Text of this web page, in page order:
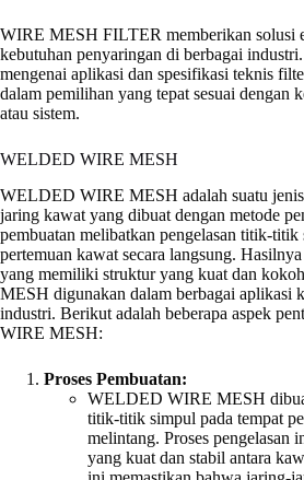
WIRE MESH FILTER memberikan solusi
kebutuhan penyaringan di berbagai
mengenai aplikasi dan spesifikasi teknis
dalam pemilihan yang tepat sesuai dengan
atau sistem.
WELDED WIRE MESH
WELDED WIRE MESH adalah suatu
jaring kawat yang dibuat dengan metode
pembuatan melibatkan pengelasan titik-titik
pertemuan kawat secara langsung.
yang memiliki struktur yang kuat dan
MESH digunakan dalam berbagai aplikasi
industri. Berikut adalah beberapa aspek
WIRE MESH:
Proses Pembuatan:
WELDED WIRE MESH
titik-titik simpul pada tempat
melintang. Proses pengelasan
yang kuat dan stabil antara